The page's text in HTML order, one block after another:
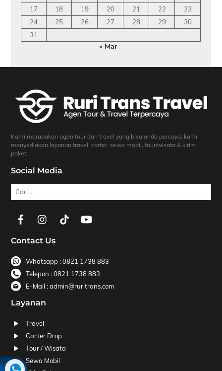
17
18 19 20 21 22
23
24
25 26 27 28 29
30
31
« Mar
Kami merupakan agen tour dan travel yang bisa anda percaya. kami
menyediakan layanan travel, carter, sewa mobil, tour/wisata & kirim
paket.
Social Media
Cari
Contact Us
Whatsapp : 0821 1738 883
Telepon : 0821 1738 883
E-Mail : admin@ruritrans.com
Layanan
Travel
Carter Drop
Tour / Wisata
Sewa Mobil